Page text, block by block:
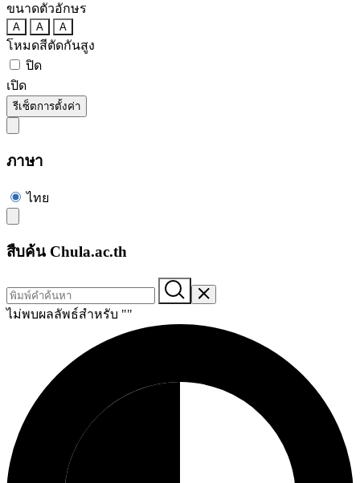
ขนาดตัวอักษร
A A A
โหมดสีตัดกันสูง
ปิด
เปิด
รีเซ็ตการตั้งค่า
ภาษา
ไทย
สืบค้น Chula.ac.th
ไม่พบผลลัพธ์สำหรับ ""